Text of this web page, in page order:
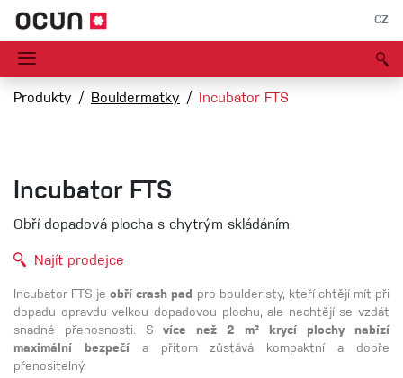
CZ
Produkty Bouldermatky Incubator FTS
Incubator FTS
Obří dopadová plocha s chytrým skládáním
Najít prodejce
Incubator FTS jeobří crash pad pro boulderisty, kteří chtějí mít při
dopadu opravdu velkou dopadovou plochu, ale nechtějí se vzdát
snadné přenosnosti. Svíce než 2 m² krycí plochy nabízí
maximální bezpečí a přitom zůstává kompaktní a dobře
přenositelný.